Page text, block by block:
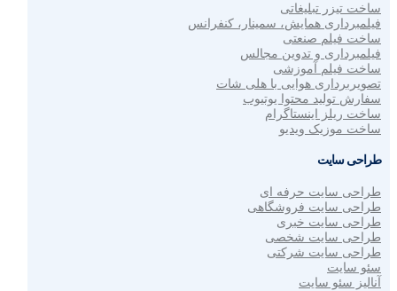
ساخت تیزر تبلیغاتی
فیلمبرداری همایش، سمینار، کنفرانس
ساخت فیلم صنعتی
فیلمبرداری و تدوین مجالس
ساخت فیلم آموزشی
تصویربرداری هوایی با هلی شات
سفارش تولید محتوا یوتیوب
ساخت ریلز اینستاگرام
ساخت موزیک ویدیو
طراحی سایت
طراحی سایت حرفه ای
طراحی سایت فروشگاهی
طراحی سایت خبری
طراحی سایت شخصی
طراحی سایت شرکتی
سئو سایت
آنالیز سئو سایت